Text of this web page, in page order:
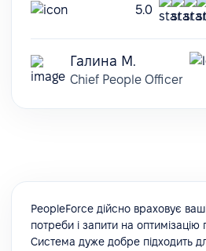
5.0
Галина М.
Chief People Officer
PeopleForce дійсно враховує
потреби і запити на оптимізацію
Система дуже добре підходить